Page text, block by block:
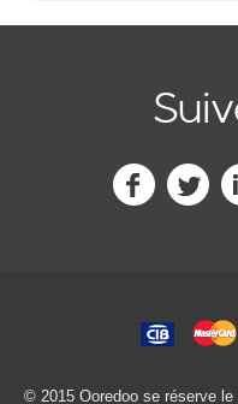
© 2015 Ooredoo se réserve le